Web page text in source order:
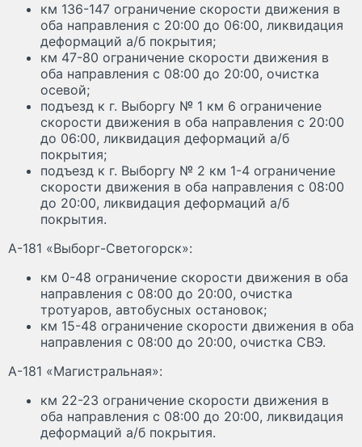
км 136-147 ограничение скорости движения в
оба направления с 20:00 до 06:00, ликвидация
деформаций а/б покрытия;
км 47-80 ограничение скорости движения в
оба направления с 08:00 до 20:00, очистка
осевой;
подъезд к г. Выборгу № 1 км 6 ограничение
скорости движения в оба направления с 20:00
до 06:00, ликвидация деформаций а/б
покрытия;
подъезд к г. Выборгу № 2 км 1-4 ограничение
скорости движения в оба направления с 08:00
до 20:00, ликвидация деформаций а/б
покрытия.
А-181 «Выборг-Светогорск»:
км 0-48 ограничение скорости движения в оба
направления с 08:00 до 20:00, очистка
тротуаров, автобусных остановок;
км 15-48 ограничение скорости движения в оба
направления с 08:00 до 20:00, очистка СВЭ.
А-181 «Магистральная»:
км 22-23 ограничение скорости движения в
оба направления с 08:00 до 20:00, ликвидация
деформаций а/б покрытия.